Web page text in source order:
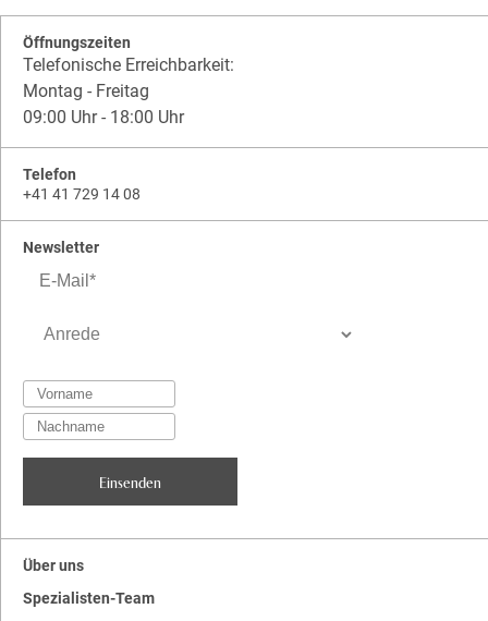
Öffnungszeiten
Telefonische Erreichbarkeit:
Montag - Freitag
09:00 Uhr - 18:00 Uhr
Telefon
+41 41 729 14 08
Newsletter
Über uns
Spezialisten-Team